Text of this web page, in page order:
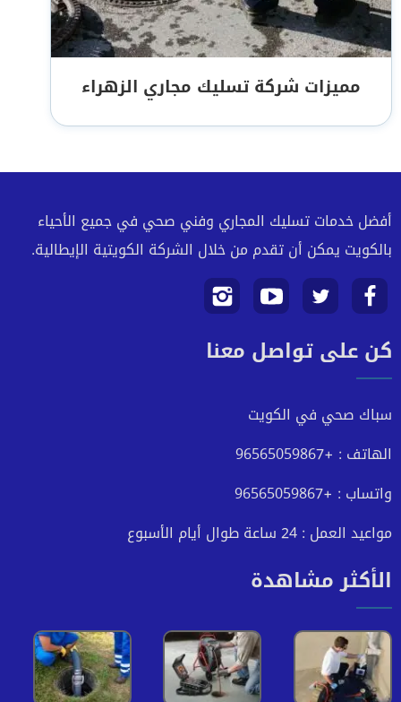
مميزات شركة تسليك مجاري الزهراء
أفضل خدمات تسليك المجاري وفني صحي في جميع الأحياء
بالكويت يمكن أن تقدم من خلال الشركة الكويتية الإيطالية.
تابعنا
على
تابعنا
على
تابعنا
على
تابعنا
علىكن على تواصل معنا
سباك صحي في الكويت
الهاتف : +96565059867
واتساب : +96565059867
مواعيد العمل : 24 ساعة طوال أيام الأسبوع
الأكثر مشاهدة